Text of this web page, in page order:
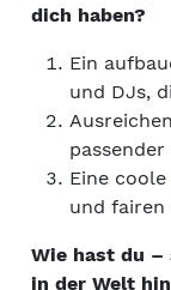
dich haben?
Ein
und DJs,
Eine
und fairen
Wie hast du –
in der Welt